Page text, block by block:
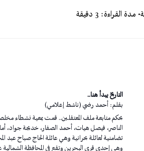
• مدة القراءة: 3 دقيقة
التاريخ يبدأ هنا..
بقلم: أحمد رضي (ناشط إعلامي)
بحكم متابعة ملف المعتقلين.. قمت بمعية نشطاء
تضامنية لعائلة بحرانية وهي عائلة الحاج صباح
وهي إحدى قرى البحرين وتقع في المحافظة الشمالية